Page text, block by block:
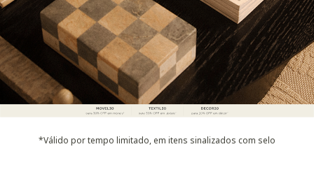
*Válido por tempo limitado, em itens sinalizados com selo